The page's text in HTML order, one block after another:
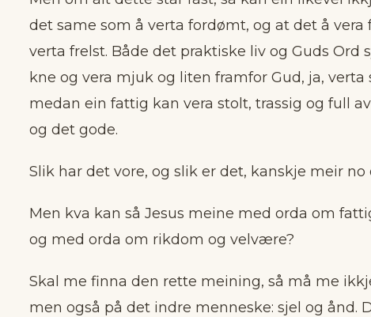
det same som å verta fordømt, og at det å
verta frelst. Både det praktiske liv og Guds Ord
kne og vera mjuk og liten framfor Gud, ja,
medan ein fattig kan vera stolt, trassig og full
og det gode.
Slik har det vore, og slik er det, kanskje meir
Men kva kan så Jesus meine med orda om
og med orda om rikdom og vel­være?
Skal me finna den rette meining, så må me
men også på det indre menneske: sjel og ånd.